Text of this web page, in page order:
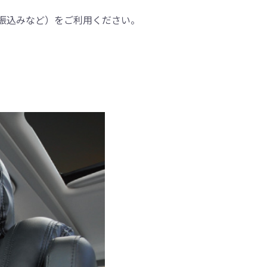
みなど）をご利用ください。